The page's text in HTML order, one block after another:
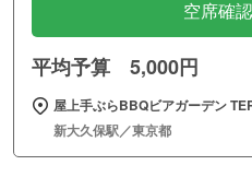
空席確
平均予算 5,000円
屋上手ぶらBBQビアガーデン
新大久保駅／東京都